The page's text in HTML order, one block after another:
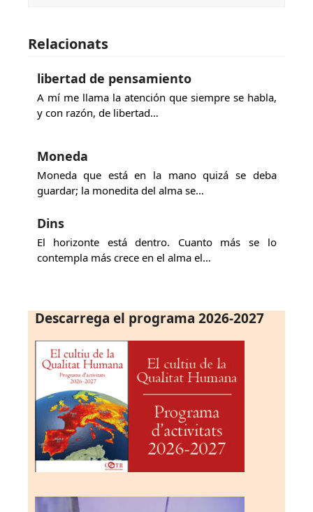
Relacionats
libertad de pensamiento
A mí me llama la atención que siempre se habla,
y con razón, de libertad…
Moneda
Moneda que está en la mano quizá se deba
guardar; la monedita del alma se…
Dins
El horizonte está dentro. Cuanto más se lo
contempla más crece en el alma el…
Descarrega el programa 2026-2027